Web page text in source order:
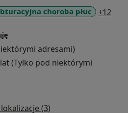
choroba płuc
+12
adresami)
(Tylko pod niektórymi
(3)